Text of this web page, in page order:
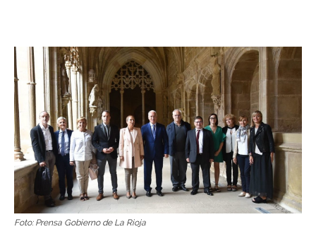
Foto: Prensa Gobierno de La Rioja